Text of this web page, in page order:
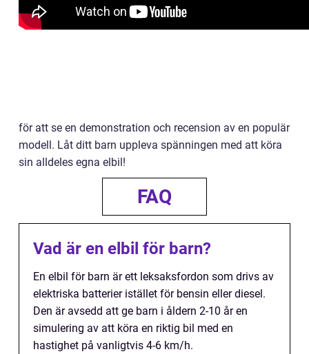
för att se en demonstration och recension av en populär
modell. Låt ditt barn uppleva spänningen med att köra
sin alldeles egna elbil!
FAQ
Vad är en elbil för barn?
En elbil för barn är ett leksaksfordon som drivs av
elektriska batterier istället för bensin eller diesel.
Den är avsedd att ge barn i åldern 2-10 år en
simulering av att köra en riktig bil med en
hastighet på vanligtvis 4-6 km/h.